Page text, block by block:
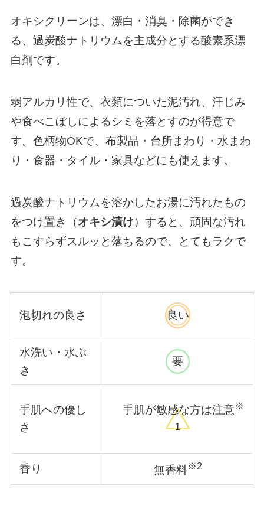
オキシクリーンは、漂白・消臭・除菌ができ
る、過炭酸ナトリウムを主成分とする酸素系漂
白剤です。
弱アルカリ性で、衣類についた泥汚れ、汗じみ
や食べこぼしによるシミを落とすのが得意で
す。色柄物OKで、布製品・台所まわり・水まわ
り・食器・タイル・家具などにも使えます。
過炭酸ナトリウムを溶かしたお湯に汚れたもの
をつけ置き（オキシ漬け）すると、頑固な汚れ
もこすらずスルッと落ちるので、とてもラクで
す。
泡切れの良さ 良い
水洗い・水ぶ
き
要
手肌への優し
さ
手肌が敏感な方は注意※
1
香り 無香料※2